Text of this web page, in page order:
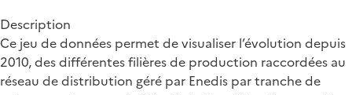
Description
Ce jeu de données permet de visualiser l’évolution depuis
2010, des différentes filières de production raccordées au
réseau de distribution géré par Enedis par tranche de